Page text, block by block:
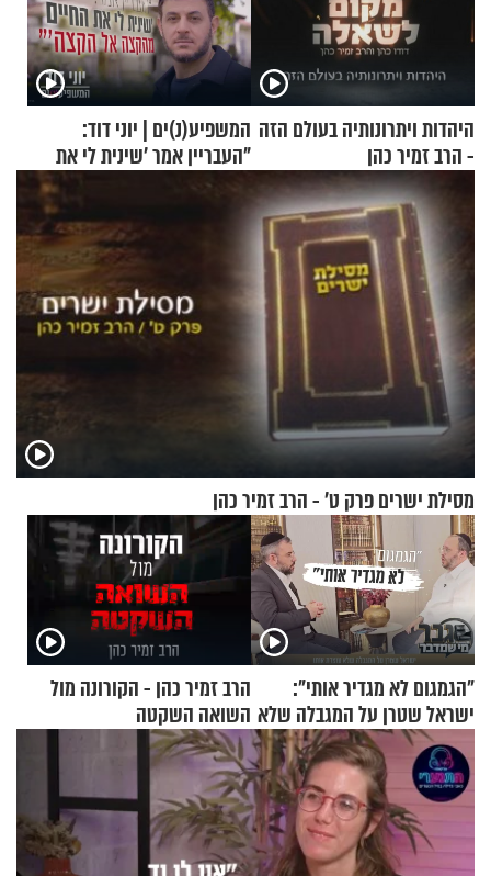
היהדות ויתרונותיה בעולם הזה
- הרב זמיר כהן
המשפיע(נ)ים | יוני דוד:
"העבריין אמר 'שינית לי את
החיים מהקצה אל הקצה'"
מסילת ישרים פרק ט’ - הרב זמיר כהן
"הגמגום לא מגדיר אותי":
ישראל שטרן על המגבלה שלא
עוצרת אותו
הרב זמיר כהן - הקורונה מול
השואה השקטה